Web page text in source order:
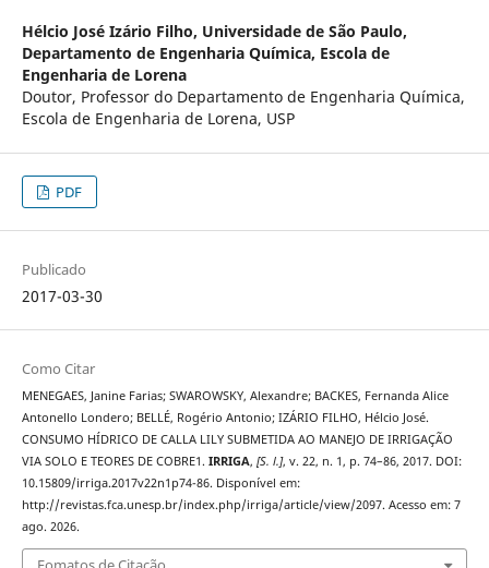
Hélcio José Izário Filho, Universidade de São Paulo,
Departamento de Engenharia Química, Escola de
Engenharia de Lorena
Doutor, Professor do Departamento de Engenharia Química,
Escola de Engenharia de Lorena, USP
PDF
Publicado
2017-03-30
Como Citar
MENEGAES, Janine Farias; SWAROWSKY, Alexandre; BACKES, Fernanda Alice
Antonello Londero; BELLÉ, Rogério Antonio; IZÁRIO FILHO, Hélcio José.
CONSUMO HÍDRICO DE CALLA LILY SUBMETIDA AO MANEJO DE IRRIGAÇÃO
VIA SOLO E TEORES DE COBRE1. IRRIGA, [S. l.], v. 22, n. 1, p. 74–86, 2017. DOI:
10.15809/irriga.2017v22n1p74-86. Disponível em:
http://revistas.fca.unesp.br/index.php/irriga/article/view/2097. Acesso em: 7
ago. 2026.